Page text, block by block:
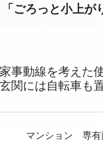
ごろっと小上が
事動線を考えた
関には自転車も
マンション 専有面